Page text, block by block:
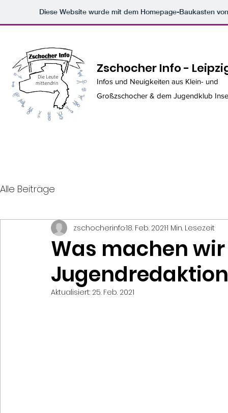
Diese Website wurde mit dem Homepage-Baukasten
Zschocher Info -
Infos und Neuigkeiten aus Klein- und
Großzschocher & dem Jugendklub
Alle Beiträge
Was machen
zschocherinfo18. Feb. 20211 Min. Lesezeit
Aktualisiert: 25. Feb. 2021